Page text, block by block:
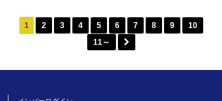
1 2 3 4 5 6 7 8 9
10
11～